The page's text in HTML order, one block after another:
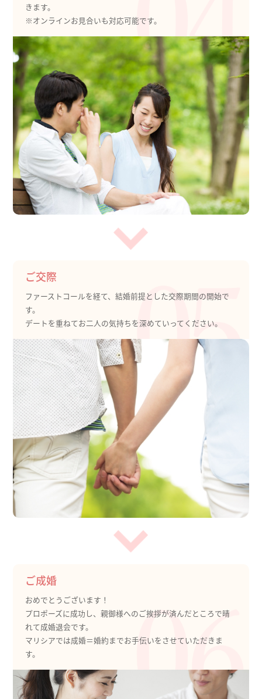
きます。
※オンラインお見合いも対応可能です。
ご交際
ファーストコールを経て、結婚前提とした交際期間の開始で
す。
デートを重ねてお二人の気持ちを深めていってください。
ご成婚
おめでとうございます！
プロポーズに成功し、親御様へのご挨拶が済んだところで晴
れて成婚退会です。
マリシアでは成婚＝婚約までお手伝いをさせていただきま
す。